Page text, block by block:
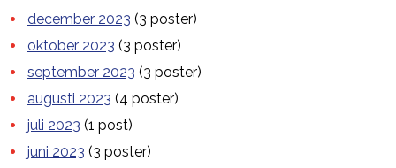
december 2023 (3 poster)
oktober 2023 (3 poster)
september 2023 (3 poster)
augusti 2023 (4 poster)
juli 2023 (1 post)
juni 2023 (3 poster)